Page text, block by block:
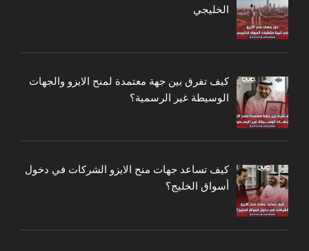
الخليجي
كيف تفرق بين جهة معتمدة لمنح الايزو والجهات
الوسيطة غير الرسمية؟
كيف تساعد جهات منح الايزو الشركات في دخول
أسواق الخليج؟